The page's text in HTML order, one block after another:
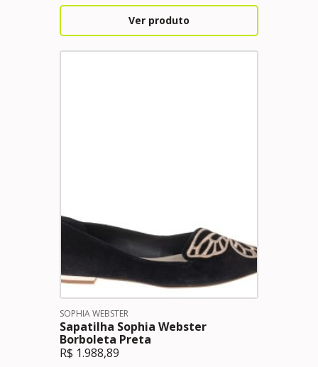
Ver produto
SOPHIA WEBSTER
Sapatilha Sophia Webster
Borboleta Preta
R$ 1.988,89